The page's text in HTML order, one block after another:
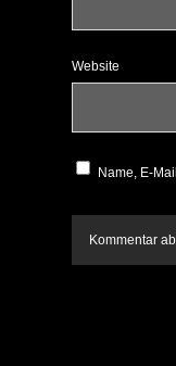
Website
Name, E-